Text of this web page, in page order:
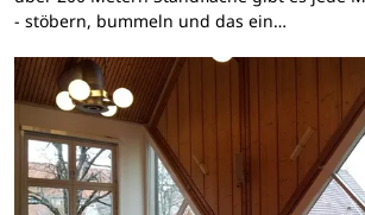
- stöbern, bummeln und das ein…